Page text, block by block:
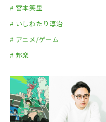
# 宮本笑里
# いしわたり淳治
# アニメ/ゲーム
# 邦楽